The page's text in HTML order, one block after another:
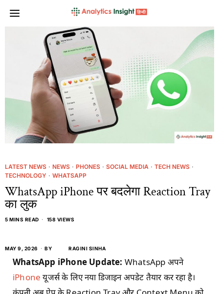
LATEST NEWS · NEWS · PHONES · SOCIAL MEDIA · TECH NEWS ·
TECHNOLOGY · WHATSAPP
WhatsApp iPhone पर बदलेगा Reaction Tray
का लुक
5 MINS READ 158 VIEWS
MAY 9, 2026 BY RAGINI SINHA
WhatsApp iPhone Update: WhatsApp अपने
iPhone यूजर्स के लिए नया डिजाइन अपडेट तैयार कर रहा है।